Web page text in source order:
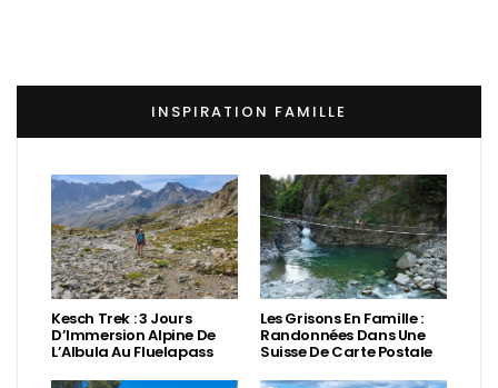
INSPIRATION FAMILLE
Kesch Trek : 3 Jours
D’Immersion Alpine De
L’Albula Au Fluelapass
Les Grisons En Famille :
Randonnées Dans Une
Suisse De Carte Postale